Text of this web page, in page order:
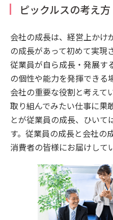
ピックルスの考え方
会社の成長は、経営上かけ
の成長があって初めて実現
従業員が自ら成長・発展す
の個性や能力を発揮できる
会社の重要な役割と考えて
取り組んでみたい仕事に果
とが従業員の成長、ひいて
す。従業員の成長と会社の
消費者の皆様にお届けして